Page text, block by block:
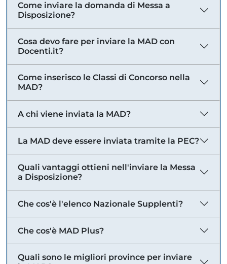
Come inviare la domanda di Messa a
Disposizione?
Cosa devo fare per inviare la MAD con
Docenti.it?
Come inserisco le Classi di Concorso nella
MAD?
A chi viene inviata la MAD?
La MAD deve essere inviata tramite la PEC?
Quali vantaggi ottieni nell'inviare la Messa
a Disposizione?
Che cos'è l'elenco Nazionale Supplenti?
Che cos'è MAD Plus?
Quali sono le migliori province per inviare